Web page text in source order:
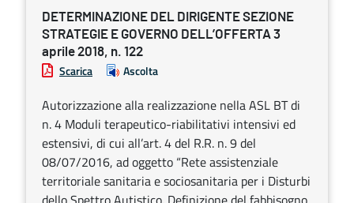
DETERMINAZIONE DEL DIRIGENTE SEZIONE
STRATEGIE E GOVERNO DELL’OFFERTA 3
aprile 2018, n. 122
Scarica Ascolta
Autorizzazione alla realizzazione nella ASL BT di
n. 4 Moduli terapeutico-riabilitativi intensivi ed
estensivi, di cui all’art. 4 del R.R. n. 9 del
08/07/2016, ad oggetto “Rete assistenziale
territoriale sanitaria e sociosanitaria per i Disturbi